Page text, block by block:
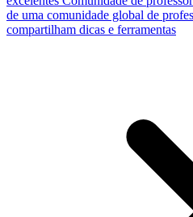
de uma comunidade global de
compartilham dicas e ferramentas